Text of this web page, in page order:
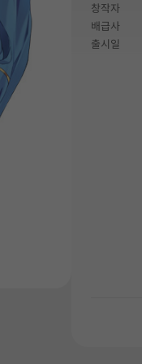
창작자
배급사
출시일